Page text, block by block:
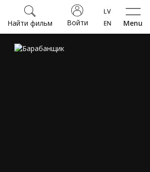
Menu
Войти
Найти фильм